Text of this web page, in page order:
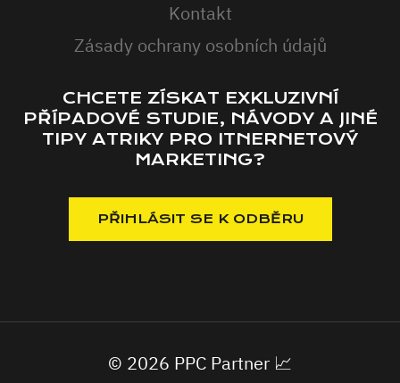
Kontakt
Zásady ochrany osobních údajů
CHCETE ZÍSKAT EXKLUZIVNÍ
PŘÍPADOVÉ STUDIE, NÁVODY A JINÉ
TIPY ATRIKY PRO ITNERNETOVÝ
MARKETING?
© 2026 PPC Partner 📈